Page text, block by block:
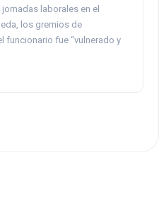
laborales en el
los gremios de
funcionario fue “vulnerado y